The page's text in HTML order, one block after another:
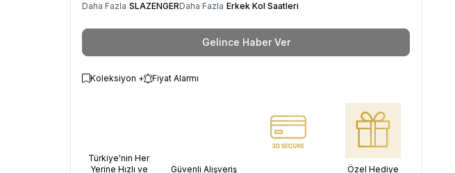
Daha Fazla SLAZENGERDaha Fazla Erkek Kol Saatleri
Gelince Haber Ver
Koleksiyon + Fiyat Alarmı
Türkiye'nin Her
Yerine Hızlı ve
Güvenli Alışveriş
Özel Hediye